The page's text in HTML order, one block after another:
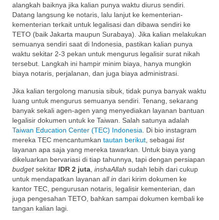
alangkah baiknya jika kalian punya waktu diurus sendiri.
Datang langsung ke notaris, lalu lanjut ke kementerian-
kementerian terkait untuk legalisasi dan dibawa sendiri ke
TETO (baik Jakarta maupun Surabaya). Jika kalian melakukan
semuanya sendiri saat di Indonesia, pastikan kalian punya
waktu sekitar 2-3 pekan untuk mengurus legalisir surat nikah
tersebut. Langkah ini hampir minim biaya, hanya mungkin
biaya notaris, perjalanan, dan juga biaya administrasi.
Jika kalian tergolong manusia sibuk, tidak punya banyak waktu
luang untuk mengurus semuanya sendiri. Tenang, sekarang
banyak sekali agen-agen yang menyediakan layanan bantuan
legalisir dokumen untuk ke Taiwan. Salah satunya adalah
Taiwan Education Center (TEC) Indonesia . Di bio instagram
mereka TEC mencantumkan tautan berikut , sebagai list
layanan apa saja yang mereka tawarkan. Untuk biaya yang
dikeluarkan bervariasi di tiap tahunnya, tapi dengan persiapan
budgetsekitar IDR 2 juta inshaAllah sudah lebih dari cukup
untuk mendapatkan layanan all in dari kirim dokumen ke
kantor TEC, pengurusan notaris, legalisir kementerian, dan
juga pengesahan TETO, bahkan sampai dokumen kembali ke
tangan kalian lagi.